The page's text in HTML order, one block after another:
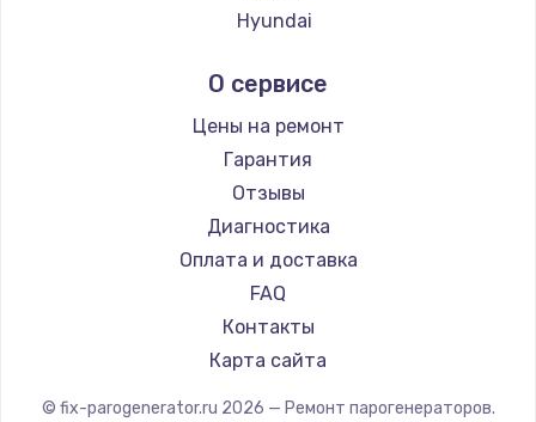
Hyundai
DELTA
Silter
Chayka
Beko
Vivitek
RED solution
О сервисе
Цены на ремонт
Гарантия
Отзывы
Диагностика
Оплата и доставка
FAQ
Контакты
Карта сайта
© fix-parogenerator.ru 2026 — Ремонт парогенераторов.